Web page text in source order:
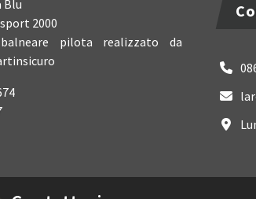
2000
pilota realizzato da